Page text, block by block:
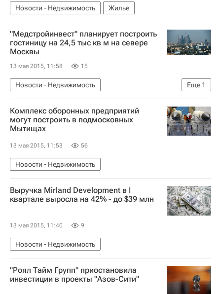
Новости - Недвижимость Жилье
"Медстройинвест" планирует построить
гостиницу на 24,5 тыс кв м на севере
Москвы
13 мая 2015, 11:58 15
Еще 1
Новости - Недвижимость
Коммерческая недвижимость
Комплекс оборонных предприятий
могут построить в подмосковных
Мытищах
13 мая 2015, 11:53 56
Новости - Недвижимость
Выручка Mirland Development в I
квартале выросла на 42% - до $39 млн
13 мая 2015, 11:40 9
Новости - Недвижимость
"Роял Тайм Групп" приостановила
инвестиции в проекты "Азов-Сити"